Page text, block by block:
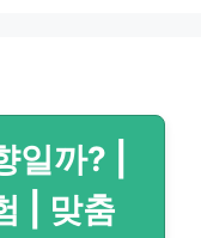
까? |
| 맞춤